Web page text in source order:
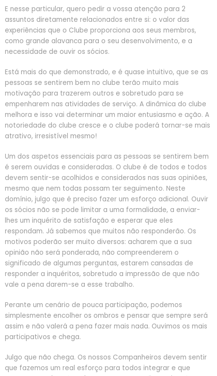
E nesse particular, quero pedir a vossa atenção para 2
assuntos diretamente relacionados entre si: o valor das
experiências que o Clube proporciona aos seus membros,
como grande alavanca para o seu desenvolvimento, e a
necessidade de ouvir os sócios.
Está mais do que demonstrado, e é quase intuitivo, que se as
pessoas se sentirem bem no clube terão muito mais
motivação para trazerem outros e sobretudo para se
empenharem nas atividades de serviço. A dinâmica do clube
melhora e isso vai determinar um maior entusiasmo e ação. A
notoriedade do clube cresce e o clube poderá tornar-se mais
atrativo, irresistível mesmo!
Um dos aspetos essenciais para as pessoas se sentirem bem
é serem ouvidas e consideradas. O clube é de todos e todos
devem sentir-se acolhidos e considerados nas suas opiniões,
mesmo que nem todas possam ter seguimento. Neste
domínio, julgo que é preciso fazer um esforço adicional. Ouvir
os sócios não se pode limitar a uma formalidade, a enviar-
lhes um inquérito de satisfação e esperar que eles
respondam. Já sabemos que muitos não responderão. Os
motivos poderão ser muito diversos: acharem que a sua
opinião não será ponderada, não compreenderem o
significado de algumas perguntas, estarem cansadas de
responder a inquéritos, sobretudo a impressão de que não
vale a pena darem-se a esse trabalho.
Perante um cenário de pouca participação, podemos
simplesmente encolher os ombros e pensar que sempre será
assim e não valerá a pena fazer mais nada. Ouvimos os mais
participativos e chega.
Julgo que não chega. Os nossos Companheiros devem sentir
que fazemos um real esforço para todos integrar e que